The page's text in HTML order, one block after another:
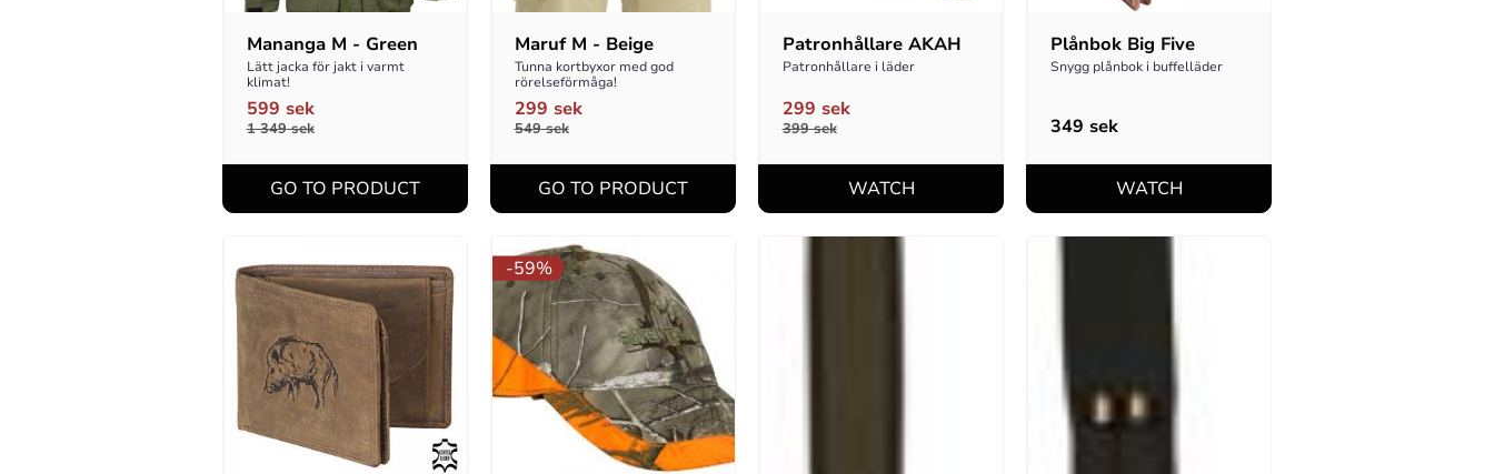
Mananga M - Green
Lätt jacka för jakt i varmt
klimat!
599 sek
1 349sek
Maruf M - Beige
Tunna kortbyxor med god
rörelseförmåga!
299 sek
549sek
Patronhållare AKAH
Patronhållare i läder
299 sek
399sek
Plånbok Big Five
Snygg plånbok i buffelläder
349 sek
59%